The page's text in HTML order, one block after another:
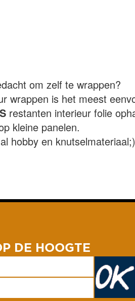
om zelf te wrappen?
wrappen is het meest
restanten interieur folie
kleine panelen.
hobby en knutselmateriaal;)
DE HOOGTE